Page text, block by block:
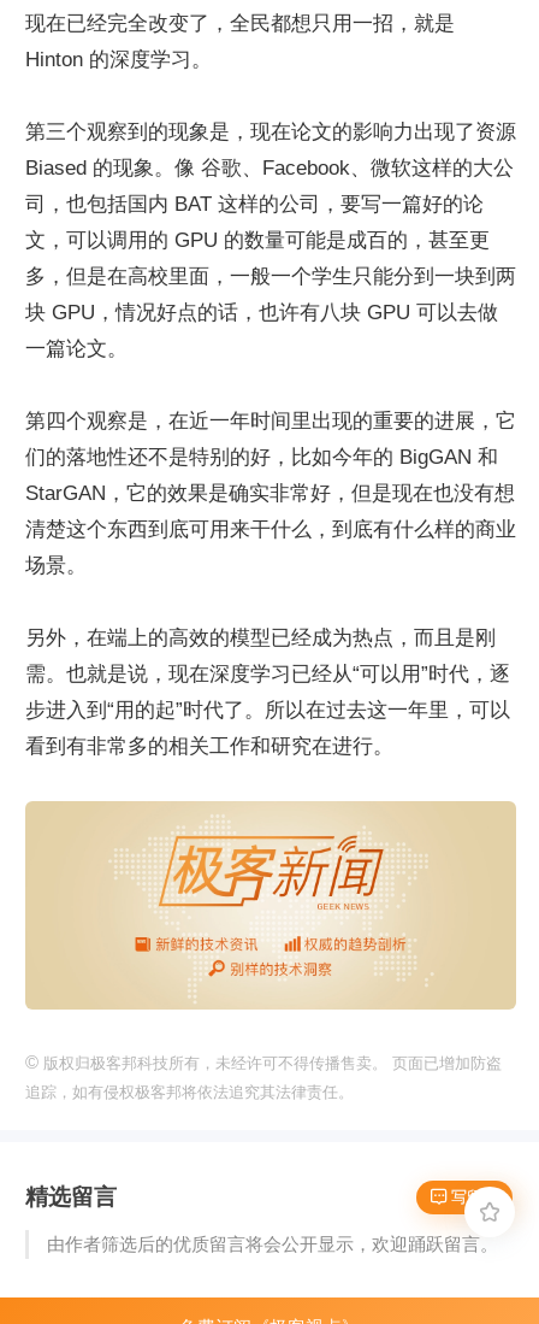
现在已经完全改变了，全民都想只用一招，就是
Hinton 的深度学习。
第三个观察到的现象是，现在论文的影响力出现了资源
Biased 的现象。像 谷歌、Facebook、微软这样的大公
司，也包括国内 BAT 这样的公司，要写一篇好的论
文，可以调用的 GPU 的数量可能是成百的，甚至更
多，但是在高校里面，一般一个学生只能分到一块到两
块 GPU，情况好点的话，也许有八块 GPU 可以去做
一篇论文。
第四个观察是，在近一年时间里出现的重要的进展，它
们的落地性还不是特别的好，比如今年的 BigGAN 和
StarGAN，它的效果是确实非常好，但是现在也没有想
清楚这个东西到底可用来干什么，到底有什么样的商业
场景。
另外，在端上的高效的模型已经成为热点，而且是刚
需。也就是说，现在深度学习已经从“可以用”时代，逐
步进入到“用的起”时代了。所以在过去这一年里，可以
看到有非常多的相关工作和研究在进行。
© 版权归极客邦科技所有，未经许可不得传播售卖。 页面已增加防盗
追踪，如有侵权极客邦将依法追究其法律责任。
 写留言
精选留言
由作者筛选后的优质留言将会公开显示，欢迎踊跃留言。
